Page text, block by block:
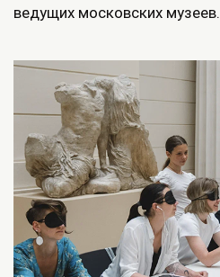
ведущих московских музеев.